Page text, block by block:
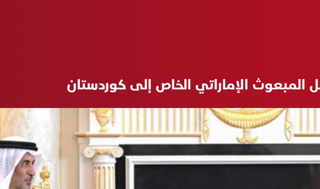
المبعوث الإماراتي الخاص إلى كوردستان